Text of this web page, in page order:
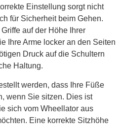
Einstellung sorgt nicht
für Sicherheit beim Gehen.
auf der Höhe Ihrer
Ihre Arme locker an den Seiten
Druck auf die Schultern
Haltung.
werden, dass Ihre Füße
wenn Sie sitzen. Dies ist
sich vom Wheellator aus
Eine korrekte Sitzhöhe